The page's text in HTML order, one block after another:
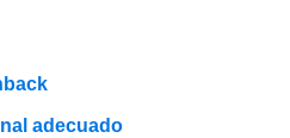
adecuado